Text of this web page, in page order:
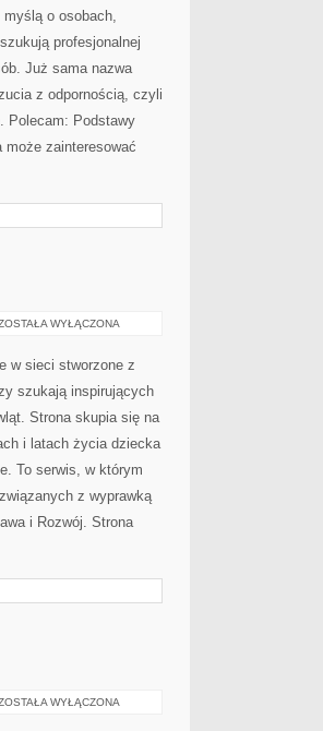
myślą o osobach,
profesjonalnej
Już sama nazwa
z odpornością, czyli
Polecam: Podstawy
może zainteresować
WYŁĄCZONA
w sieci stworzone z
szukają inspirujących
Strona skupia się na
i latach życia dziecka
To serwis, w którym
z wyprawką
i Rozwój. Strona
WYŁĄCZONA